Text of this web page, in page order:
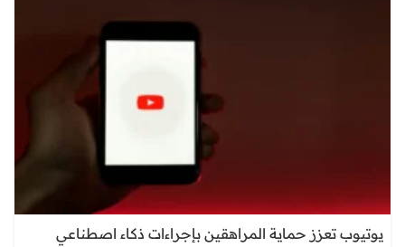
يوتيوب تعزز حماية المراهقين بإجراءات ذكاء اصطناعي